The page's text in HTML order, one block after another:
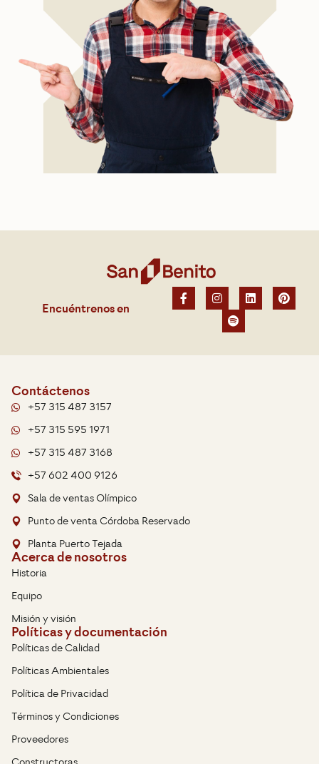
Encuéntrenos en
Contáctenos
+57 315 487 3157
+57 315 595 1971
+57 315 487 3168
+57 602 400 9126
Sala de ventas Olímpico
Punto de venta Córdoba Reservado
Planta Puerto Tejada
Acerca de nosotros
Historia
Equipo
Misión y visión
Políticas y documentación
Políticas de Calidad
Políticas Ambientales
Política de Privacidad
Términos y Condiciones
Proveedores